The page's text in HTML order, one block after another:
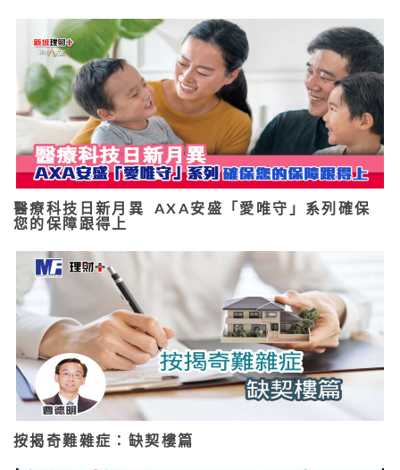
醫療科技日新月異 AXA安盛「愛唯守」系列確保
您的保障跟得上
按揭奇難雜症：缺契樓篇